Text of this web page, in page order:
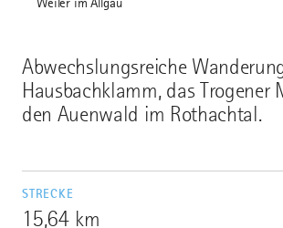
Abwechslungsreiche
Hausbachklamm, das Trogener
den Auenwald im Rothachtal.
STRECKE
15,64 km
Weiler im Allgäu